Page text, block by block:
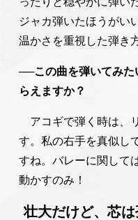
ジャカ弾いたほうがい
温かさを重視した弾き
──この曲を弾いてみ
らえますか？
アコギで弾く時は、
す。私の右手を真似し
すね。バレーに関して
動かすのみ！
壮大だけど、芯